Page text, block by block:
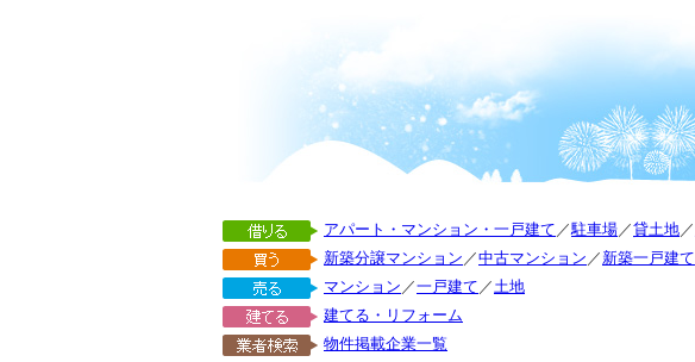
アパート・マンション・一戸建て ／駐車場／貸土地／
新築分譲マンション ／中古マンション ／ 新築一戸建て
マンション ／一戸建て ／土地
建てる・リフォーム
物件掲載企業一覧